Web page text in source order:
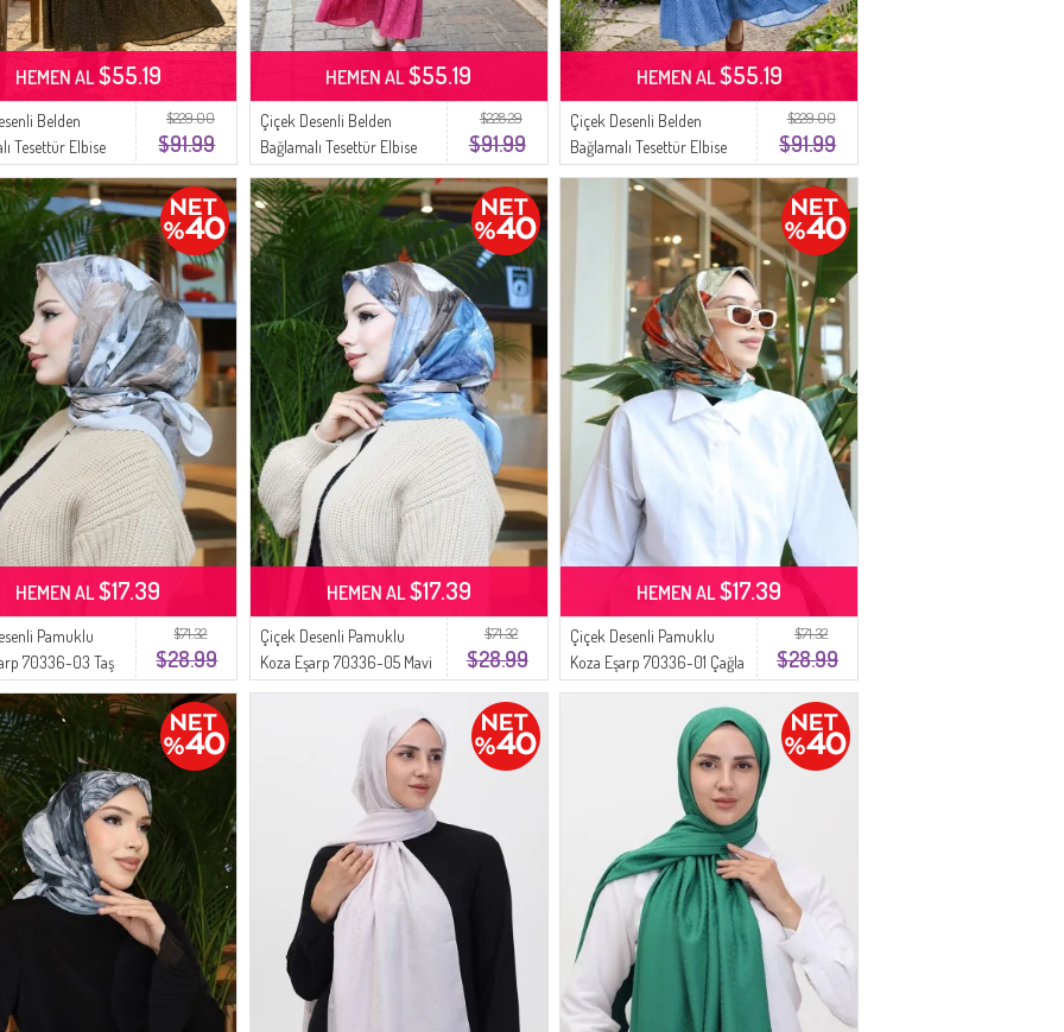
$229.00
$91.99
Belden
Tesettür Elbise
Haki
HEMEN AL$55.19
$228.29
$91.99
Çiçek Desenli Belden
Bağlamalı Tesettür Elbise
0298-03 Pembe
HEMEN AL$55.19
$229.00
$91.99
Çiçek Desenli Belden
Bağlamalı Tesettür Elbise
0298-02 Lacivert
HEMEN AL$55.19
$71.32
$28.99
Pamuklu
70336-03 Taş
HEMEN AL$17.39
$71.32
$28.99
Çiçek Desenli Pamuklu
Koza Eşarp 70336-05 Mavi
Kahverengi
HEMEN AL$17.39
$71.32
$28.99
Çiçek Desenli Pamuklu
Koza Eşarp 70336-01 Çağla
Yeşili Turuncu
HEMEN AL$17.39